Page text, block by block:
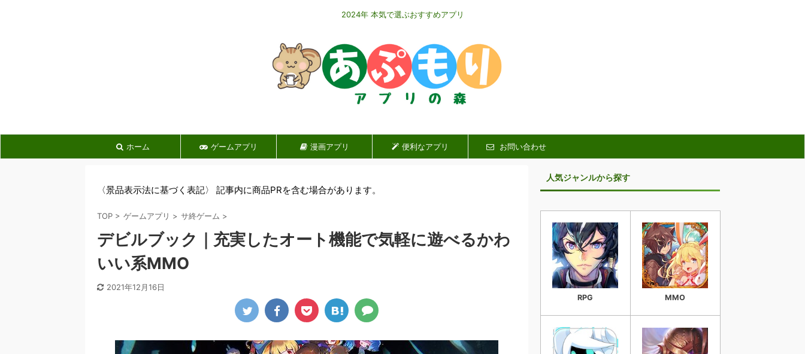
2024年 本気で選ぶおすすめアプリ
ホーム ゲームアプリ 漫画アプリ 便利なアプリ お問い合わせ
〈景品表示法に基づく表記〉 記事内に商品PRを含む場合があります。
TOP > ゲームアプリ > サ終ゲーム >
デビルブック｜充実したオート機能で気軽に遊べるかわ
いい系MMO
2021年12月16日
人気ジャンルから探す
RPG MMO